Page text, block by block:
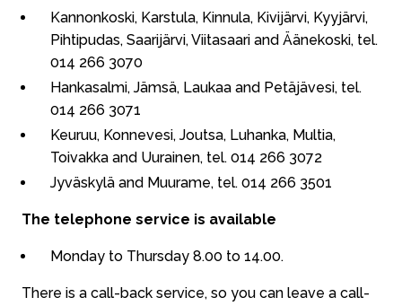
Kannonkoski, Karstula, Kinnula, Kivijärvi, Kyyjärvi,
Pihtipudas, Saarijärvi, Viitasaari and Äänekoski, tel.
014 266 3070
Hankasalmi, Jämsä, Laukaa and Petäjävesi, tel.
014 266 3071
Keuruu, Konnevesi, Joutsa, Luhanka, Multia,
Toivakka and Uurainen, tel. 014 266 3072
Jyväskylä and Muurame, tel. 014 266 3501
The telephone service is available
Monday to Thursday 8.00 to 14.00.
There is a call-back service, so you can leave a call-